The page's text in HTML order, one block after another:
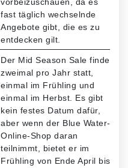
vorbeizuschauen, da es
fast täglich wechselnde
Angebote gibt, die es zu
entdecken gilt.
Der Mid Season Sale findet
zweimal pro Jahr statt,
einmal im Frühling und
einmal im Herbst. Es gibt
kein festes Datum dafür,
aber wenn der Blue Water-
Online-Shop daran
teilnimmt, bietet er im
Frühling von Ende April bis